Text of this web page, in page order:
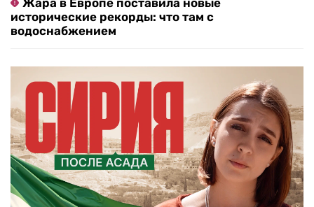
Жара в Европе поставила новые
исторические рекорды: что там с
водоснабжением